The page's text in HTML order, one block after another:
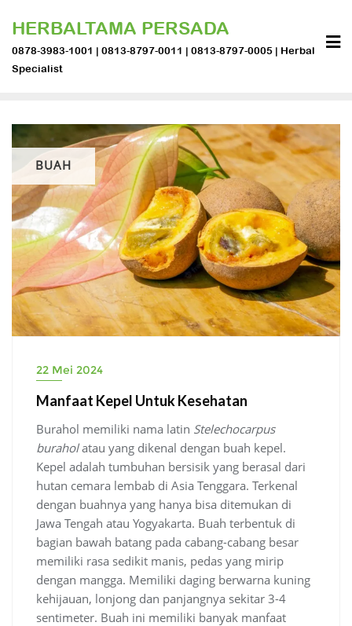
content
HERBALTAMA PERSADA
0878-3983-1001 | 0813-8797-0011 | 0813-8797-0005 | Herbal
Specialist
BUAH
22 Mei 2024
Manfaat Kepel Untuk Kesehatan
Burahol memiliki nama latin Stelechocarpus
buraholatau yang dikenal dengan buah kepel.
Kepel adalah tumbuhan bersisik yang berasal dari
hutan cemara lembab di Asia Tenggara. Terkenal
dengan buahnya yang hanya bisa ditemukan di
Jawa Tengah atau Yogyakarta. Buah terbentuk di
bagian bawah batang pada cabang-cabang besar
memiliki rasa sedikit manis, pedas yang mirip
dengan mangga. Memiliki daging berwarna kuning
kehijauan, lonjong dan panjangnya sekitar 3-4
sentimeter. Buah ini memiliki banyak manfaat